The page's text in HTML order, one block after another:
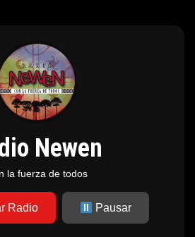
Newen
la fuerza de todos
Radio Pausar